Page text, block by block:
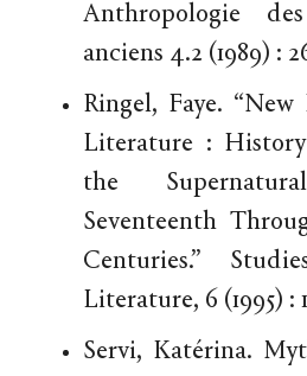
Anthropologie
anciens 4.2 (1989) :
Ringel, Faye. “New
Literature :
the
Seventeenth
Centuries.”
Literature, 6 (1995) :
Servi, Katérina.